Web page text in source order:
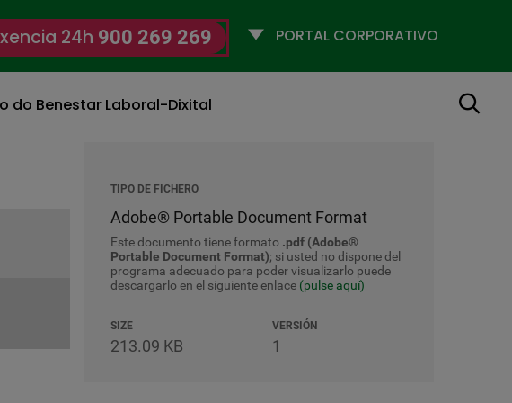
24h 900 269 269
Selecciona
do Benestar Laboral-Dixital Buscar
TIPO DE FICHERO
Adobe® Portable Document Format
Este documento tiene formato .pdf (Adobe®
Portable Document Format); si usted no dispone del
programa adecuado para poder visualizarlo puede
descargarlo en el siguiente enlace (pulse aquí)
SIZE
213.09 KB
VERSIÓN
1